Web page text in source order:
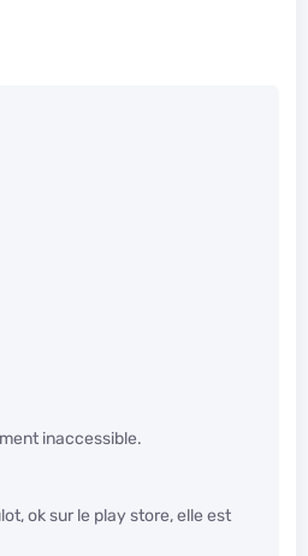
inaccessible.
ok sur le play store, elle est